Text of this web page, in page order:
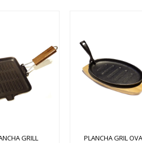
GRILL
PLANCHA GRIL